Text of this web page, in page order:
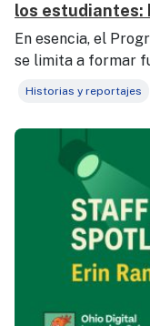
los estudiantes:
En esencia, el
se limita a formar
Historias y reportajes